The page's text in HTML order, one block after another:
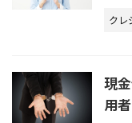
クレ
現
用